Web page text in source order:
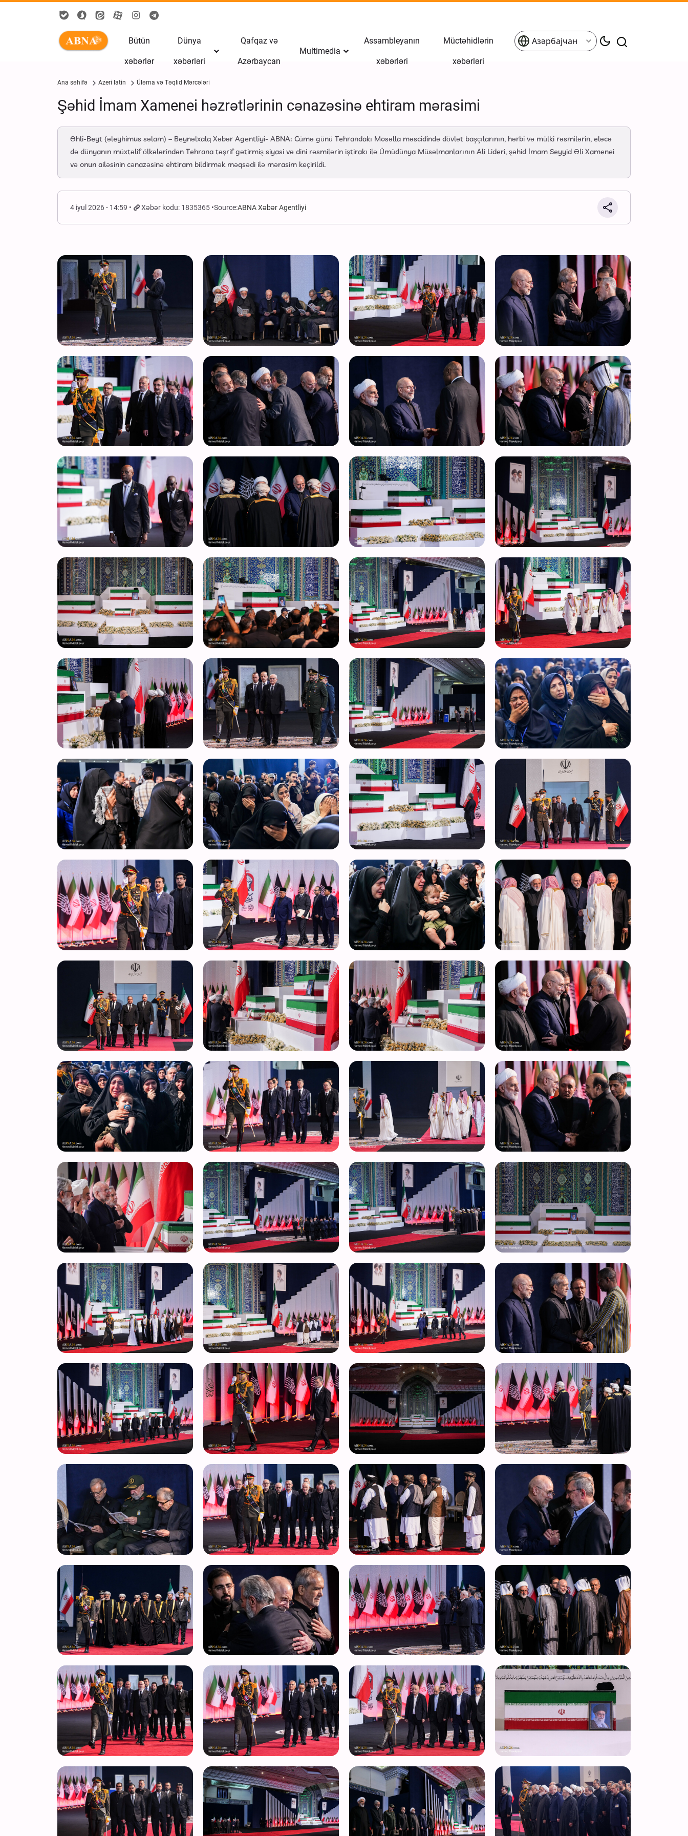
Bütün
xəbərlər
Dünya
xəbərləri
Qafqaz və
Azərbaycan
Multimedia
Assambleyanın
xəbərləri
Müctəhidlərin
xəbərləri
Азәрбајҹан
Ana səhifə Azeri latin Üləma və Təqlid Mərcələri
Şəhid İmam Xamenei həzrətlərinin cənazəsinə ehtiram mərasimi
Əhli-Beyt (əleyhimus səlam) – Beynəlxalq Xəbər Agentliyi- ABNA: Cümə günü Tehrandakı Mosəlla məscidində dövlət başçılarının, hərbi və mülki rəsmilərin, eləcə
də dünyanın müxtəlif ölkələrindən Tehrana təşrif gətirmiş siyasi və dini rəsmilərin iştirakı ilə Ümüdünya Müsəlmanlarının Ali Lideri, şəhid İmam Seyyid Əli Xamenei
və onun ailəsinin cənazəsinə ehtiram bildirmək məqsədi ilə mərasim keçirildi.
4 iyul 2026 - 14:59 Xəbər kodu: 1835365 Source:ABNA Xəbər Agentliyi